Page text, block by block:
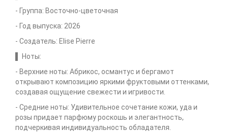
- Группа: Восточно-цветочная
- Год выпуска: 2026
- Создатель: Elise Pierre
▌ Ноты:
- Верхние ноты: Абрикос, османтус и бергамот
открывают композицию яркими фруктовыми оттенками,
создавая ощущение свежести и игривости.
- Средние ноты: Удивительное сочетание кожи, уда и
розы придает парфюму роскошь и элегантность,
подчеркивая индивидуальность обладателя.